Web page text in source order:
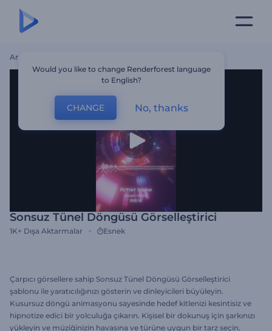
Ana Sayfa
Sonsuz Tünel Döngüsü Görselleştirici
1K+ Dışa Aktarmalar Esnek
Çarpıcı görsellere sahip Sonsuz Tünel Döngüsü Görselleştirici
şablonu ile yaratıcılığınızı gösterin ve dinleyicileri büyüleyin.
Kusursuz döngü animasyonu sayesinde hedef kitlenizi kesintisiz ve
hipnotize edici bir yolculuğa çıkarın. Kişisel bir dokunuş için şarkınızı
yükleyin ve müziğinizin havasına ve türüne uygun bir tarz seçin.
Would you like to change Renderforest language
to English?
CHANGE No, thanks